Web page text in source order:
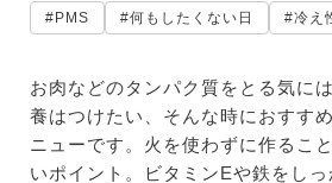
#PMS #何もしたくない日 #冷え
お肉などのタンパク質をとる気に
養はつけたい、そんな時におすす
ニューです。火を使わずに作るこ
いポイント。ビタミンEや鉄をし